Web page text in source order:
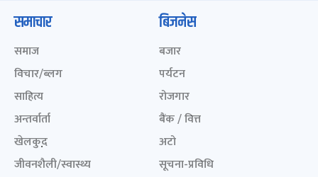
समाचार
समाज
विचार/ब्लग
साहित्य
अन्तर्वार्ता
खेलकुद़़
जीवनशैली/स्वास्थ्य
बिजनेस
बजार
पर्यटन
रोजगार
बैंक / वित्त
अटो
सूचना-प्रविधि